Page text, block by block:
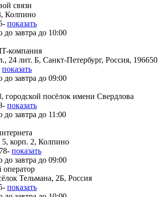
связи
Колпино
показать
до завтра до 10:00
компания
24 лит. Б, Санкт-Петербург, Россия, 196650
показать
до завтра до 09:00
городской посёлок имени Свердлова
показать
до завтра до 11:00
корп. 2, Колпино
показать
до завтра до 09:00
Тельмана, 2Б, Россия
показать